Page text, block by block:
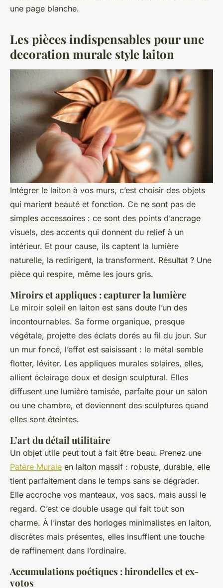
une page blanche.
Les pièces indispensables pour une
decoration murale style laiton
Intégrer le laiton à vos murs, c’est choisir des objets
qui marient beauté et fonction. Ce ne sont pas de
simples accessoires : ce sont des points d’ancrage
visuels, des accents qui donnent du relief à un
intérieur. Et pour cause, ils captent la lumière
naturelle, la redirigent, la transforment. Résultat ? Une
pièce qui respire, même les jours gris.
Miroirs et appliques : capturer la lumière
Le miroir soleil en laiton est sans doute l’un des
incontournables. Sa forme organique, presque
végétale, projette des éclats dorés au fil du jour. Sur
un mur foncé, l’effet est saisissant : le métal semble
flotter, léviter. Les appliques murales solaires, elles,
allient éclairage doux et design sculptural. Elles
diffusent une lumière tamisée, parfaite pour un salon
ou une chambre, et deviennent des sculptures quand
elles sont éteintes.
L’art du détail utilitaire
Un objet utile peut tout à fait être beau. Prenez une
Patère Murale en laiton massif : robuste, durable, elle
tient parfaitement dans le temps sans se dégrader.
Elle accroche vos manteaux, vos sacs, mais aussi le
regard. C’est ce double usage qui fait tout son
charme. À l’instar des horloges minimalistes en laiton,
discrètes mais présentes, elles insufflent une touche
de raffinement dans l’ordinaire.
Accumulations poétiques : hirondelles et ex-
votos